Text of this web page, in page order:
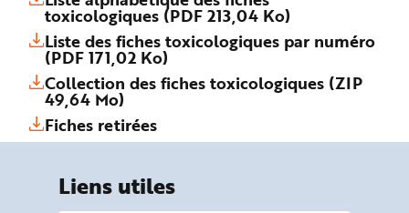
toxicologiques (PDF 213,04 Ko)
Liste des fiches toxicologiques par numéro
(PDF 171,02 Ko)
Collection des fiches toxicologiques (ZIP
49,64 Mo)
Fiches retirées
Liens utiles